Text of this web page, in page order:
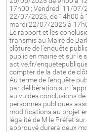
17h00 ; Vendredi 11/07/
22/07/2025, de 14h00 à
mardi 22/07/2025 à
Le rapport et les
transmis au Maire de
clôture de l’enquête
public en mairie et sur
active.fr/
compter de la date de
Au terme de l’enquête
par délibération sur
au vu des conclusions de
personnes publiques
modifications au projet
légalité de M le Préfet
approuvé durera deux